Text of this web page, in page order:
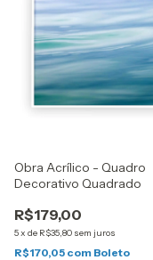
Obra Acrílico - Quadro
Decorativo Quadrado
R$179,00
5x de R$35,80 sem juros
R$170,05 com Boleto